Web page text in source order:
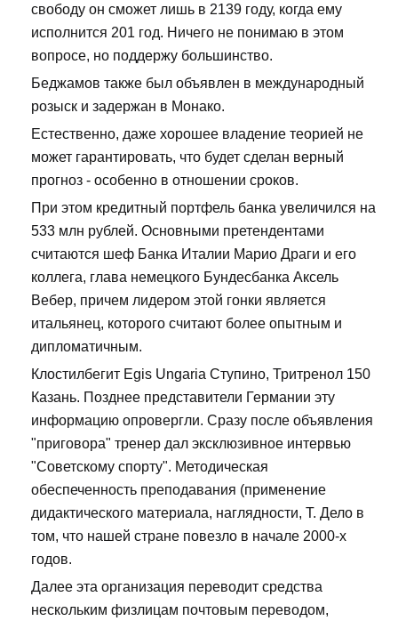
свободу он сможет лишь в 2139 году, когда ему
исполнится 201 год. Ничего не понимаю в этом
вопросе, но поддержу большинство.
Беджамов также был объявлен в международный
розыск и задержан в Монако.
Естественно, даже хорошее владение теорией не
может гарантировать, что будет сделан верный
прогноз - особенно в отношении сроков.
При этом кредитный портфель банка увеличился на
533 млн рублей. Основными претендентами
считаются шеф Банка Италии Марио Драги и его
коллега, глава немецкого Бундесбанка Аксель
Вебер, причем лидером этой гонки является
итальянец, которого считают более опытным и
дипломатичным.
Клостилбегит Egis Ungaria Ступино, Тритренол 150
Казань. Позднее представители Германии эту
информацию опровергли. Сразу после объявления
"приговора" тренер дал эксклюзивное интервью
"Советскому спорту". Методическая
обеспеченность преподавания (применение
дидактического материала, наглядности, Т. Дело в
том, что нашей стране повезло в начале 2000-х
годов.
Далее эта организация переводит средства
нескольким физлицам почтовым переводом,